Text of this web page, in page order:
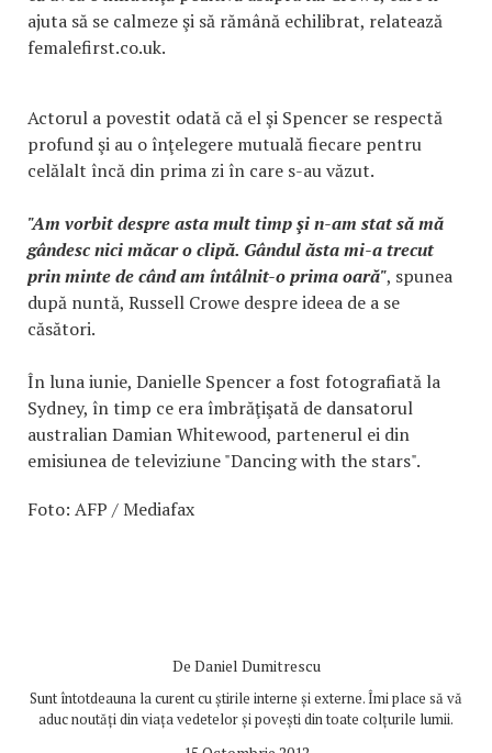
ajuta să se calmeze şi să rămână echilibrat, relatează
femalefirst.co.uk.
Actorul a povestit odată că el şi Spencer se respectă
profund şi au o înţelegere mutuală fiecare pentru
celălalt încă din prima zi în care s-au văzut.
"Am vorbit despre asta mult timp şi n-am stat să mă
gândesc nici măcar o clipă. Gândul ăsta mi-a trecut
prin minte de când am întâlnit-o prima oară", spunea
după nuntă, Russell Crowe despre ideea de a se
căsători.
În luna iunie, Danielle Spencer a fost fotografiată la
Sydney, în timp ce era îmbrăţişată de dansatorul
australian Damian Whitewood, partenerul ei din
emisiunea de televiziune "Dancing with the stars".
Foto: AFP / Mediafax
De Daniel Dumitrescu
Sunt întotdeauna la curent cu știrile interne și externe. Îmi place să vă
aduc noutăți din viața vedetelor și povești din toate colțurile lumii.